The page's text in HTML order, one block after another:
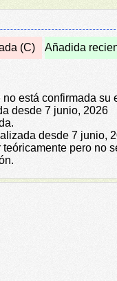
(C) Añadida
está confirmada su
desde 7 junio, 2026
desde 7 junio,
pero no